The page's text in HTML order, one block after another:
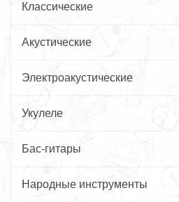
Классические
Акустические
Электроакустические
Укулеле
Бас-гитары
Народные инструменты